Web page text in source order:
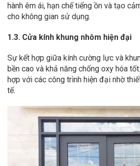
hành êm ái, hạn chế tiếng ồn và tạo
cho không gian sử dụng.
1.3. Cửa kính khung nhôm hiện đại
Sự kết hợp giữa kính cường lực và
bền cao và khả năng chống oxy hóa
hợp với các công trình hiện đại nhờ
tế.